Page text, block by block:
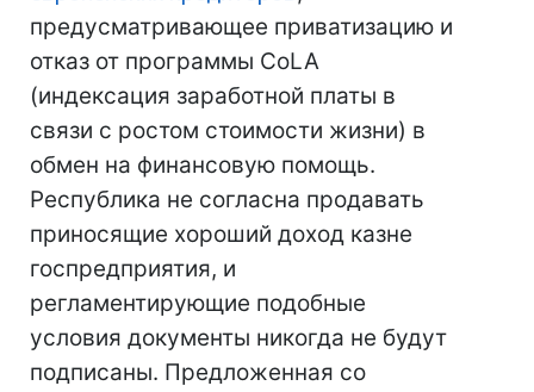
предусматривающее приватизацию и
отказ от программы CoLA
(индексация заработной платы в
связи с ростом стоимости жизни) в
обмен на финансовую помощь.
Республика не согласна продавать
приносящие хороший доход казне
госпредприятия, и
регламентирующие подобные
условия документы никогда не будут
подписаны. Предложенная со